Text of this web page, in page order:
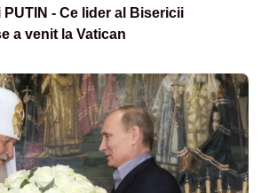
PUTIN - Ce lider al Bisericii
a venit la Vatican